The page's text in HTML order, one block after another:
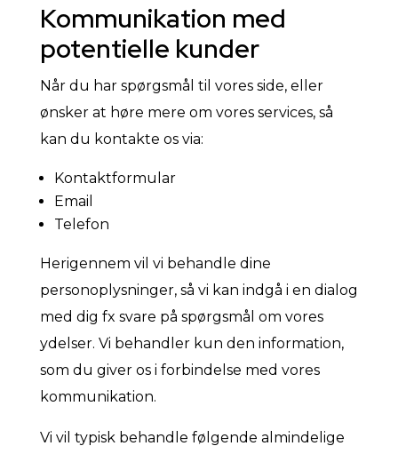
Kommunikation med
potentielle kunder
Når du har spørgsmål til vores side, eller
ønsker at høre mere om vores services, så
kan du kontakte os via:
Kontaktformular
Email
Telefon
Herigennem vil vi behandle dine
personoplysninger, så vi kan indgå i en dialog
med dig fx svare på spørgsmål om vores
ydelser. Vi behandler kun den information,
som du giver os i forbindelse med vores
kommunikation.
Vi vil typisk behandle følgende almindelige